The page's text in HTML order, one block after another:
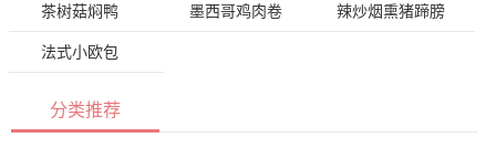
茶树菇焖鸭 墨西哥鸡肉卷 辣炒烟熏猪蹄膀
法式小欧包
分类推荐